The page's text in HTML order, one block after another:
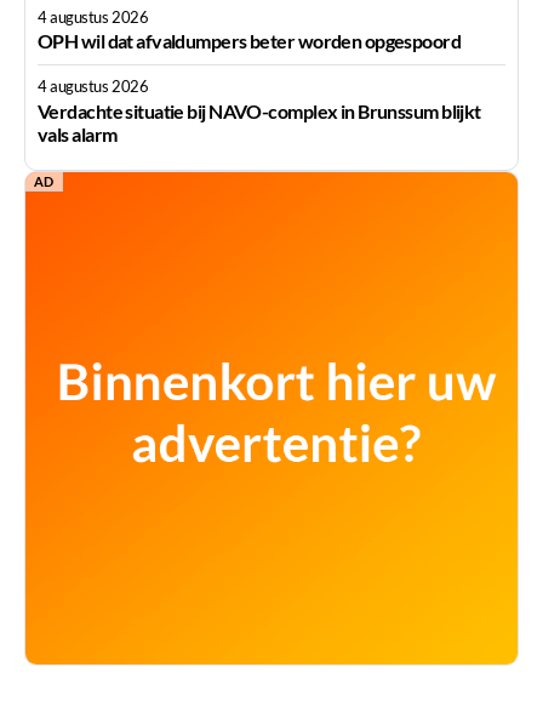
4 augustus 2026
OPH wil dat afvaldumpers beter worden opgespoord
4 augustus 2026
Verdachte situatie bij NAVO-complex in Brunssum blijkt
vals alarm
AD